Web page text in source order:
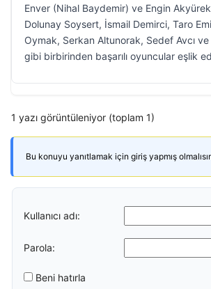
Enver (Nihal Baydemir) ve Engin
Dolunay Soysert, İsmail Demirci, Taro
Oymak, Serkan Altunorak, Sedef Avcı
gibi birbirinden başarılı oyuncular eşlik
1 yazı görüntüleniyor (toplam 1)
Bu konuyu yanıtlamak için giriş yapmış
Kullanıcı adı:
Parola:
Beni hatırla